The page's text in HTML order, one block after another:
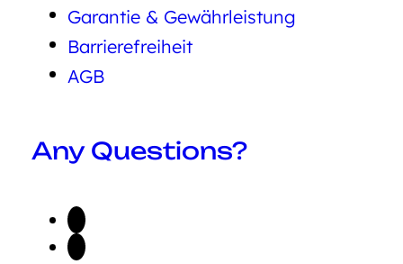
Garantie & Gewährleistung
Barrierefreiheit
AGB
Any Questions?